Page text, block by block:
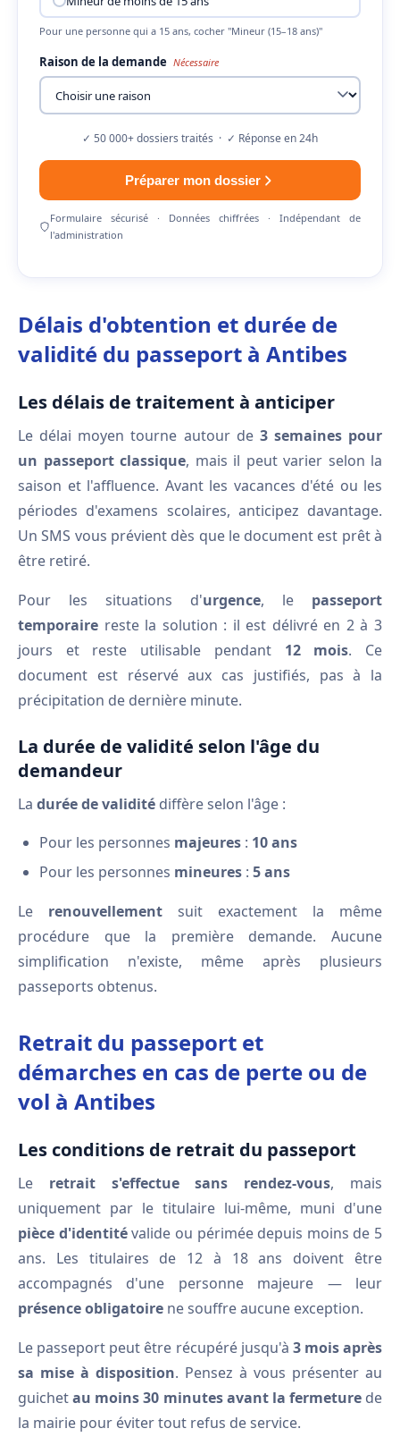
Pour une personne qui a 15 ans, cocher "Mineur (15–18 ans)"
Raison de la demande Nécessaire
✓ 50 000+ dossiers traités · ✓ Réponse en 24h
Préparer mon dossier
Formulaire sécurisé · Données chiffrées · Indépendant de
l'administration
Délais d'obtention et durée de
validité du passeport à Antibes
Les délais de traitement à anticiper
Le délai moyen tourne autour de 3 semaines pour
un passeport classique, mais il peut varier selon la
saison et l'affluence. Avant les vacances d'été ou les
périodes d'examens scolaires, anticipez davantage.
Un SMS vous prévient dès que le document est prêt à
être retiré.
Pour les situations d'urgence, le passeport
temporaire reste la solution : il est délivré en 2 à 3
jours et reste utilisable pendant 12 mois. Ce
document est réservé aux cas justifiés, pas à la
précipitation de dernière minute.
La durée de validité selon l'âge du
demandeur
La durée de validité diffère selon l'âge :
Pour les personnes majeures : 10 ans
Pour les personnes mineures : 5 ans
Le renouvellement suit exactement la même
procédure que la première demande. Aucune
simplification n'existe, même après plusieurs
passeports obtenus.
Retrait du passeport et
démarches en cas de perte ou de
vol à Antibes
Les conditions de retrait du passeport
Le retrait s'effectue sans rendez-vous, mais
uniquement par le titulaire lui-même, muni d'une
pièce d'identitévalide ou périmée depuis moins de 5
ans. Les titulaires de 12 à 18 ans doivent être
accompagnés d'une personne majeure — leur
présence obligatoire ne souffre aucune exception.
Le passeport peut être récupéré jusqu'à 3 mois après
sa mise à disposition. Pensez à vous présenter au
guichetau moins 30 minutes avant la fermeturede
la mairie pour éviter tout refus de service.